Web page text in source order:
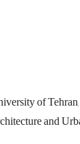
of
and